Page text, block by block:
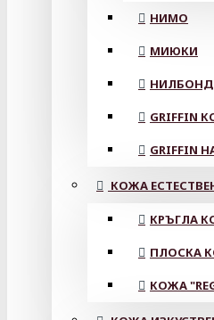
НИМО
МИЮКИ
НИЛБОНД
GRIFFIN
GRIFFIN
КОЖА
КРЪГЛА
ПЛОСКА
КОЖА